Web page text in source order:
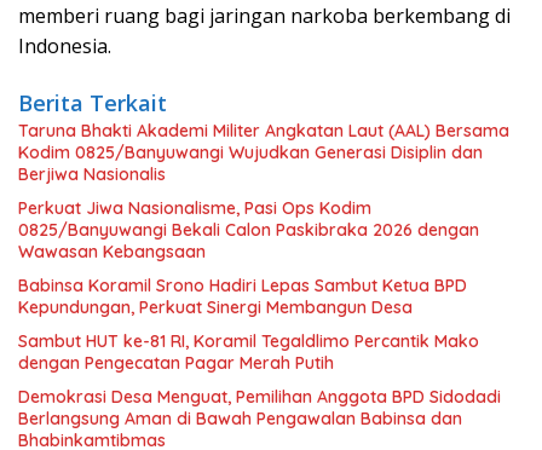
memberi ruang bagi jaringan narkoba berkembang di
Indonesia.
Berita Terkait
Taruna Bhakti Akademi Militer Angkatan Laut (AAL) Bersama
Kodim 0825/Banyuwangi Wujudkan Generasi Disiplin dan
Berjiwa Nasionalis
Perkuat Jiwa Nasionalisme, Pasi Ops Kodim
0825/Banyuwangi Bekali Calon Paskibraka 2026 dengan
Wawasan Kebangsaan
Babinsa Koramil Srono Hadiri Lepas Sambut Ketua BPD
Kepundungan, Perkuat Sinergi Membangun Desa
Sambut HUT ke-81 RI, Koramil Tegaldlimo Percantik Mako
dengan Pengecatan Pagar Merah Putih
Demokrasi Desa Menguat, Pemilihan Anggota BPD Sidodadi
Berlangsung Aman di Bawah Pengawalan Babinsa dan
Bhabinkamtibmas